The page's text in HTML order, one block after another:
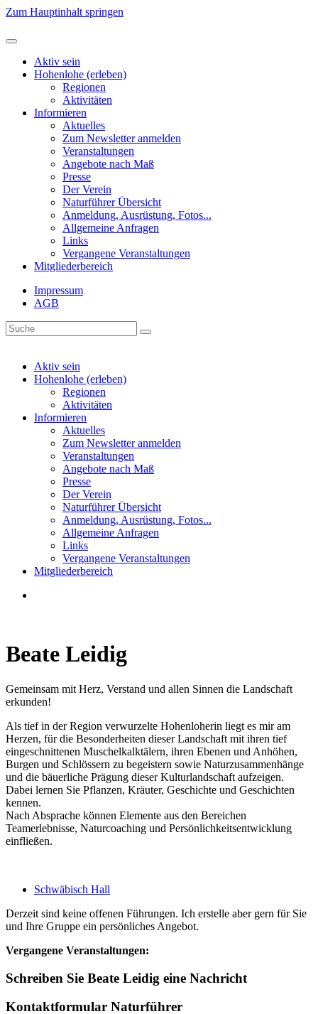
Zum Hauptinhalt springen
Aktiv sein
Hohenlohe (erleben)
Regionen
Aktivitäten
Informieren
Aktuelles
Zum Newsletter anmelden
Veranstaltungen
Angebote nach Maß
Presse
Der Verein
Naturführer Übersicht
Anmeldung, Ausrüstung, Fotos...
Allgemeine Anfragen
Links
Vergangene Veranstaltungen
Mitgliederbereich
Impressum
AGB
Aktiv sein
Hohenlohe (erleben)
Regionen
Aktivitäten
Informieren
Aktuelles
Zum Newsletter anmelden
Veranstaltungen
Angebote nach Maß
Presse
Der Verein
Naturführer Übersicht
Anmeldung, Ausrüstung, Fotos...
Allgemeine Anfragen
Links
Vergangene Veranstaltungen
Mitgliederbereich
Beate Leidig
Gemeinsam mit Herz, Verstand und allen Sinnen die Landschaft
erkunden!
Als tief in der Region verwurzelte Hohenloherin liegt es mir am
Herzen, für die Besonderheiten dieser Landschaft mit ihren tief
eingeschnittenen Muschelkalktälern, ihren Ebenen und Anhöhen,
Burgen und Schlössern zu begeistern sowie Naturzusammenhänge
und die bäuerliche Prägung dieser Kulturlandschaft aufzeigen.
Dabei lernen Sie Pflanzen, Kräuter, Geschichte und Geschichten
kennen.
Nach Absprache können Elemente aus den Bereichen
Teamerlebnisse, Naturcoaching und Persönlichkeitsentwicklung
einfließen.
Schwäbisch Hall
Derzeit sind keine offenen Führungen. Ich erstelle aber gern für Sie
und Ihre Gruppe ein persönliches Angebot.
Vergangene Veranstaltungen:
Schreiben Sie Beate Leidig eine Nachricht
Kontaktformular Naturführer